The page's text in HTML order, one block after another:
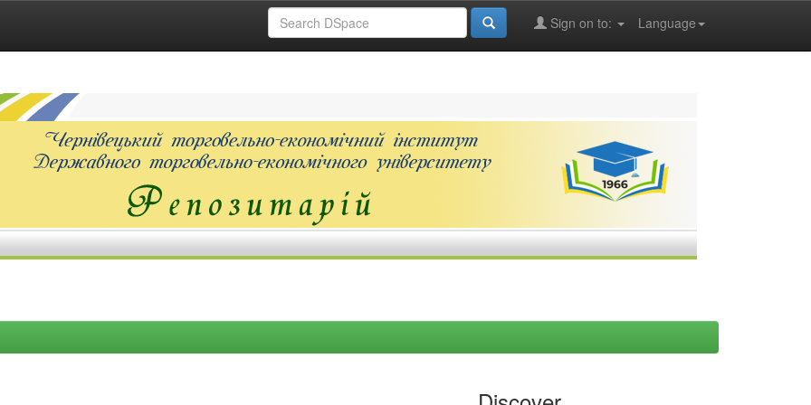
Language
Sign on to: